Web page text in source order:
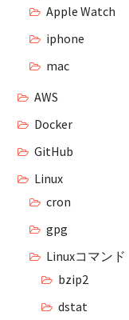
Apple Watch
iphone
mac
AWS
Docker
GitHub
Linux
cron
gpg
Linuxコマンド
bzip2
dstat